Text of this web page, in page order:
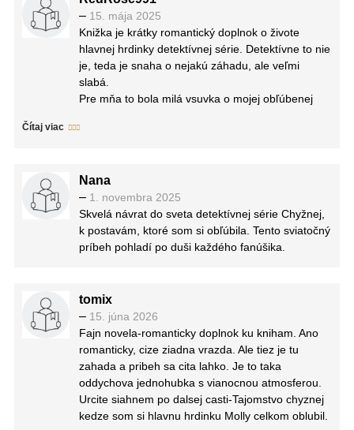
– 15. mája 2025
Knižka je krátky romantický doplnok o živote
hlavnej hrdinky detektívnej série. Detektívne to nie
je, teda je snaha o nejakú záhadu, ale veľmi
slabá.
Pre mňa to bola milá vsuvka o mojej obľúbenej
čitatelia, ktorý poznajú Molly a zaujímajú ich nielen
dozvedeli zopár nových vecí z jej života, o starkej.
Vianočná atmosféra je tam celkom pekná, páčia
sa mi niektoré zvyky, čo so starkou mali.
Ale bez celej série by táto samotná kniha vyznela
dosť nevýrazne. Sama som bola sklamaná, že
Čítaj viac
Nana
– 1. novembra 2025
Skvelá návrat do sveta detektívnej série Chyžnej,
k postavám, ktoré som si obľúbila. Tento sviatočný
príbeh pohladí po duši každého fanúšika.
tomix
– 15. júna 2026
Fajn novela-romanticky doplnok ku kniham. Ano
romanticky, cize ziadna vrazda. Ale tiez je tu
zahada a pribeh sa cita lahko. Je to taka
oddychova jednohubka s vianocnou atmosferou.
Urcite siahnem po dalsej casti-Tajomstvo chyznej
kedze som si hlavnu hrdinku Molly celkom oblubil.